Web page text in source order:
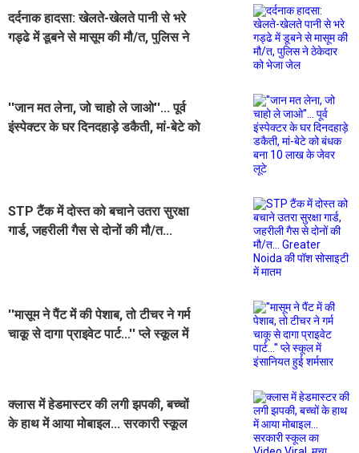
दर्दनाक हादसा: खेलते-खेलते पानी से भरे
गड्ढे में डूबने से मासूम की मौ/त, पुलिस ने
''जान मत लेना, जो चाहो ले जाओ''... पूर्व
इंस्पेक्टर के घर दिनदहाड़े डकैती, मां-बेटे को
STP टैंक में दोस्त को बचाने उतरा सुरक्षा
गार्ड, जहरीली गैस से दोनों की मौ/त...
''मासूम ने पैंट में की पेशाब, तो टीचर ने गर्म
चाकू से दागा प्राइवेट पार्ट...'' प्ले स्कूल में
क्लास में हेडमास्टर की लगी झपकी, बच्चों
के हाथ में आया मोबाइल... सरकारी स्कूल